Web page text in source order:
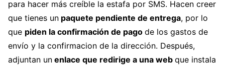
para hacer más creíble la estafa por SMS. Hacen creer
que tienes un paquete pendiente de entrega, por lo
que piden la confirmación de pago de los gastos de
envío y la confirmacion de la dirección. Después,
adjuntan un enlace que redirige a una web que instala